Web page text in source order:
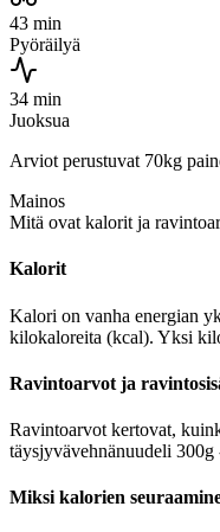
43 min
Pyöräilyä
34 min
Juoksua
Arviot perustuvat 70kg
Mainos
Mitä ovat kalorit ja
Kalorit
Kalori on vanha energian
kilokaloreita (kcal). Yksi
Ravintoarvot ja
Ravintoarvot kertovat,
täysjyvävehnänuudeli 300g
Miksi kalorien